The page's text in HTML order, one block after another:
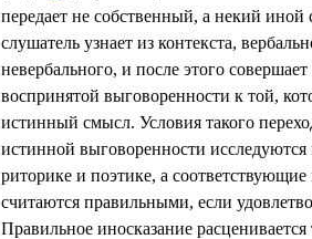
передает не собственный, а некий
слушатель узнает из контекста,
невербального, и после этого совершает
воспринятой выговоренности к той,
истинный смысл. Условия такого
истинной выговоренности исследуются
риторике и поэтике, а
считаются правильными, если
Правильное иносказание